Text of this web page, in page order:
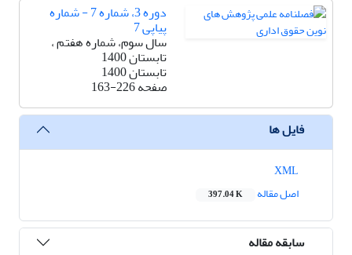
دوره 3، شماره 7 - شماره
پیاپی 7
سال سوم، شماره هفتم ،
تابستان 1400
تابستان 1400
صفحه163-226
فایل ها
اصل مقاله
397.04 K
سابقه مقاله